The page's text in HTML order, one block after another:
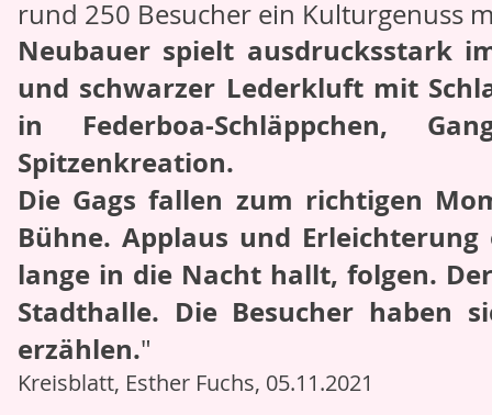
rund 250 Besucher ein Kulturgenuss
Neubauer spielt ausdrucksstark
und schwarzer Lederkluft mit
in Federboa-Schläppchen,
Spitzenkreation.
Die Gags fallen zum richtigen
Bühne. Applaus und
lange in die Nacht hallt, folgen.
Stadthalle. Die Besucher haben
erzählen."
Kreisblatt, Esther Fuchs, 05.11.2021